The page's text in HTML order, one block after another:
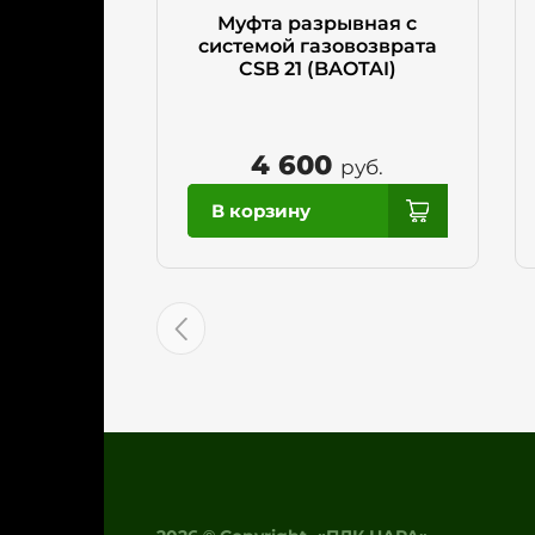
Муфта разрывная с
системой газовозврата
CSB 21 (BAOTAI)
4 600 руб.